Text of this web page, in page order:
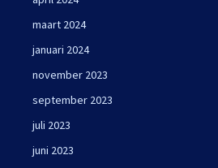
maart 2024
januari 2024
november 2023
september 2023
juli 2023
juni 2023